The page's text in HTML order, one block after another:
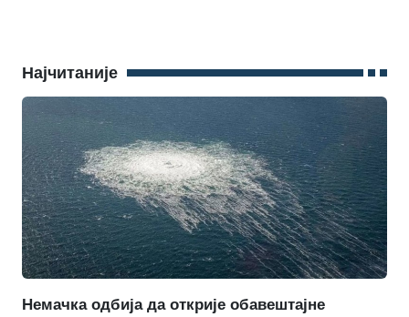
Најчитаније
Немачка одбија да открије обавештајне